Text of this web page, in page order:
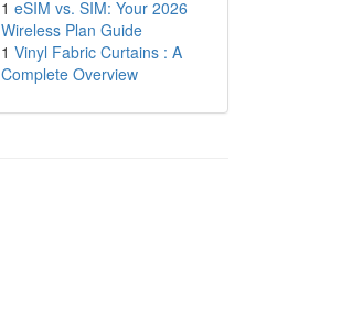
1 eSIM vs. SIM: Your 2026
Wireless Plan Guide
1 Vinyl Fabric Curtains : A
Complete Overview